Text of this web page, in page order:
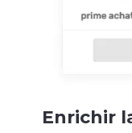
Enrichir